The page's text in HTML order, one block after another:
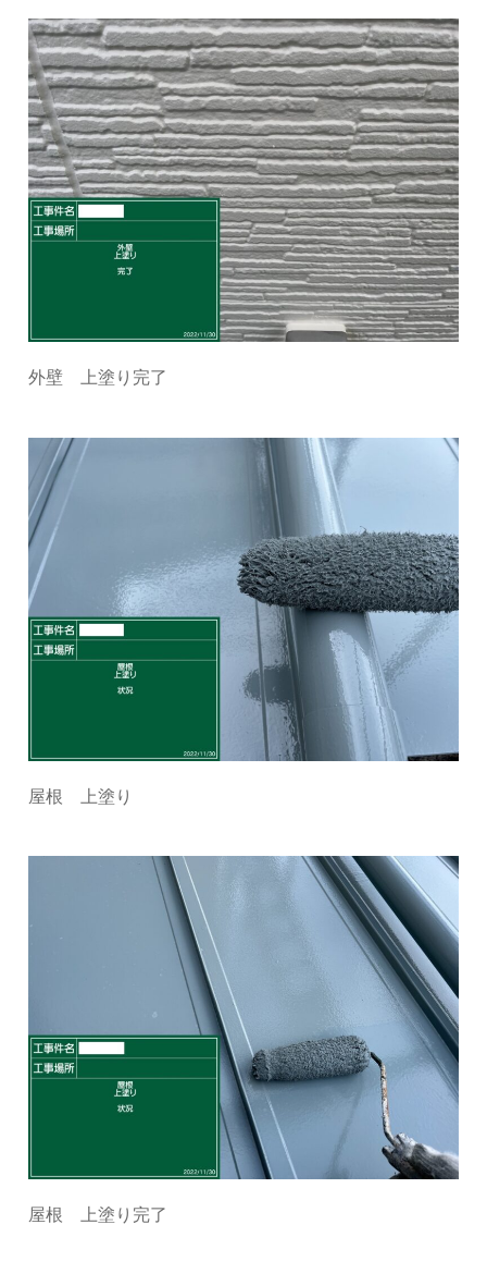
外壁 上塗り完了
屋根 上塗り
屋根 上塗り完了